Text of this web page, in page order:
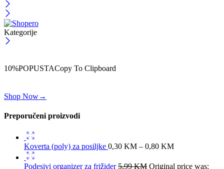
Kategorije
10%POPUSTACopy To Clipboard
Shop Now→
Preporučeni proizvodi
Koverta (poly) za posiljke 0,30 KM – 0,80 KM
Podesivi organizer za frižider5,99KM Original price was: